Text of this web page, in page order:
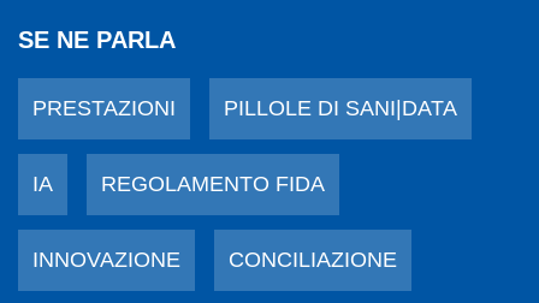
SE NE PARLA
PRESTAZIONI PILLOLE DI SANI|DATA
IA REGOLAMENTO FIDA
INNOVAZIONE CONCILIAZIONE